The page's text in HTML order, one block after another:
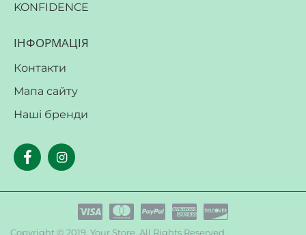
KONFIDENCE
ІНФОРМАЦІЯ
Контакти
Мапа сайту
Наші бренди
Copyright © 2019, Your Store, All Rights Reserved